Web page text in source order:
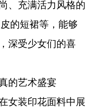
、充满活力风格的
的短裙等，能够
深受少女们的喜
的艺术盛宴
女装印花面料中展